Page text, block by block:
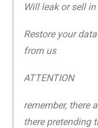
Will leak or sell
Restore your
from us
ATTENTION
remember, there
there pretending